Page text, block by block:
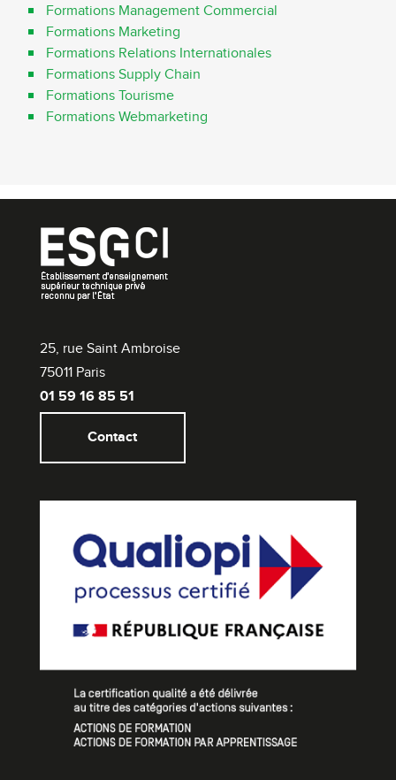
Formations Management Commercial
Formations Marketing
Formations Relations Internationales
Formations Supply Chain
Formations Tourisme
Formations Webmarketing
25, rue Saint Ambroise
75011 Paris
01 59 16 85 51
Contact